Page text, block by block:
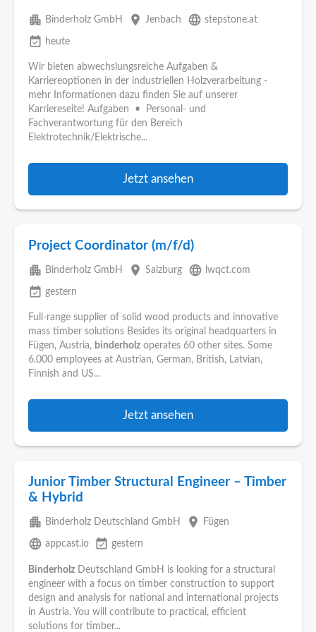
apartment Binderholz GmbH place Jenbach language stepstone.at
event_available heute
Wir bieten abwechslungsreiche Aufgaben &
Karriereoptionen in der industriellen Holzverarbeitung -
mehr Informationen dazu finden Sie auf unserer
Karriereseite! Aufgaben • Personal- und
Fachverantwortung für den Bereich
Elektrotechnik/Elektrische...
Jetzt ansehen
Project Coordinator (m/f/d)
apartment Binderholz GmbH place Salzburg language lwqct.com
event_available gestern
Full-range supplier of solid wood products and innovative
mass timber solutions Besides its original headquarters in
Fügen, Austria, binderholz operates 60 other sites. Some
6.000 employees at Austrian, German, British, Latvian,
Finnish and US...
Jetzt ansehen
Junior Timber Structural Engineer – Timber
& Hybrid
apartment Binderholz Deutschland GmbH place Fügen
language appcast.io event_available gestern
Binderholz Deutschland GmbH is looking for a structural
engineer with a focus on timber construction to support
design and analysis for national and international projects
in Austria. You will contribute to practical, efficient
solutions for timber...